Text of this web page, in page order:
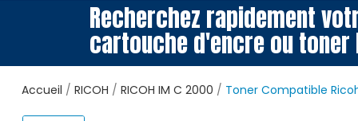
Recherchez rapidement
cartouche d'encre ou toner
Accueil RICOH RICOH IM C 2000 Toner Compatible